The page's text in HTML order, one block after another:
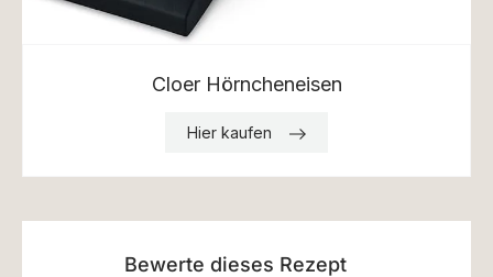
Cloer Hörncheneisen
Hier kaufen
Bewerte dieses Rezept